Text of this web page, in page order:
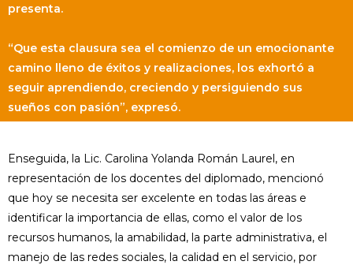
presenta.
“Que esta clausura sea el comienzo de un emocionante
camino lleno de éxitos y realizaciones, los exhortó a
seguir aprendiendo, creciendo y persiguiendo sus
sueños con pasión”, expresó.
Enseguida, la Lic. Carolina Yolanda Román Laurel, en
representación de los docentes del diplomado, mencionó
que hoy se necesita ser excelente en todas las áreas e
identificar la importancia de ellas, como el valor de los
recursos humanos, la amabilidad, la parte administrativa, el
manejo de las redes sociales, la calidad en el servicio, por